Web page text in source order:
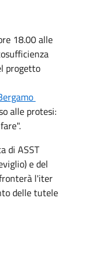
18.00 alle
progetto
alle protesi:
di ASST
e del
l'iter
delle tutele